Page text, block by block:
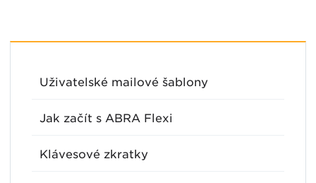
Uživatelské mailové šablony
Jak začít s ABRA Flexi
Klávesové zkratky